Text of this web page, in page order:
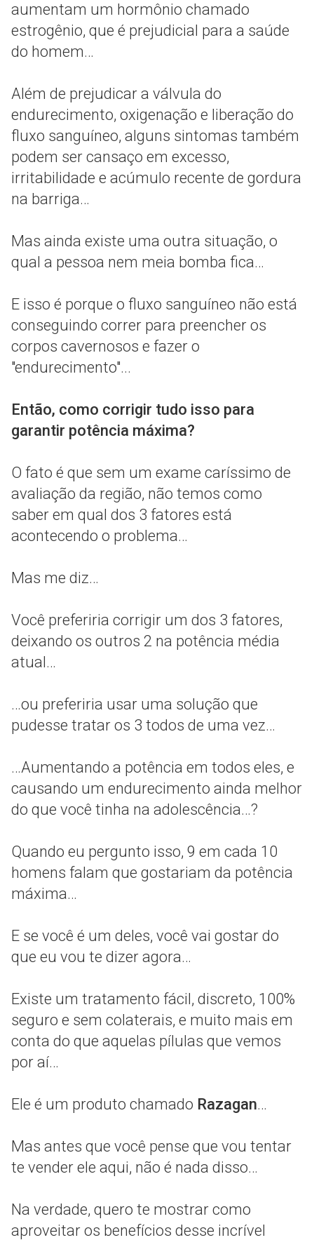
aumentam um hormônio chamado
estrogênio, que é prejudicial para a saúde
do homem…
Além de prejudicar a válvula do
endurecimento, oxigenação e liberação do
fluxo sanguíneo, alguns sintomas também
podem ser cansaço em excesso,
irritabilidade e acúmulo recente de gordura
na barriga…
Mas ainda existe uma outra situação, o
qual a pessoa nem meia bomba fica…
E isso é porque o fluxo sanguíneo não está
conseguindo correr para preencher os
corpos cavernosos e fazer o
"endurecimento"...
Então, como corrigir tudo isso para
garantir potência máxima?
O fato é que sem um exame caríssimo de
avaliação da região, não temos como
saber em qual dos 3 fatores está
acontecendo o problema…
Mas me diz…
Você preferiria corrigir um dos 3 fatores,
deixando os outros 2 na potência média
atual…
…ou preferiria usar uma solução que
pudesse tratar os 3 todos de uma vez…
…Aumentando a potência em todos eles, e
causando um endurecimento ainda melhor
do que você tinha na adolescência…?
Quando eu pergunto isso, 9 em cada 10
homens falam que gostariam da potência
máxima…
E se você é um deles, você vai gostar do
que eu vou te dizer agora…
Existe um tratamento fácil, discreto, 100%
seguro e sem colaterais, e muito mais em
conta do que aquelas pílulas que vemos
por aí…
Ele é um produto chamado Razagan…
Mas antes que você pense que vou tentar
te vender ele aqui, não é nada disso…
Na verdade, quero te mostrar como
aproveitar os benefícios desse incrível